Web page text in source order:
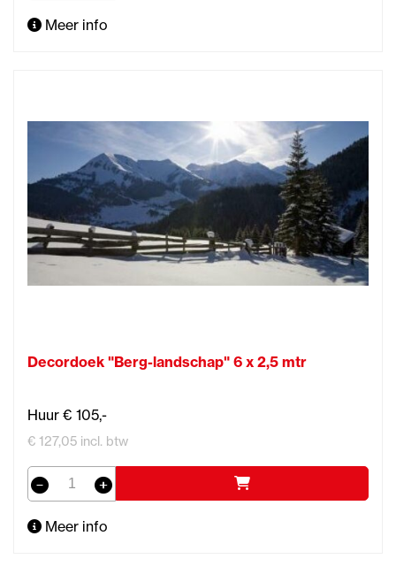
Meer info
Decordoek "Berg-landschap" 6 x 2,5 mtr
Huur € 105,-
€ 127,05 incl. btw
Meer info